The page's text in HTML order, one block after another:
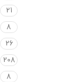
21
8
26
208
8